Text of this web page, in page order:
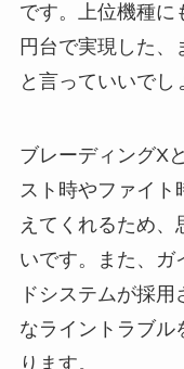
です。上位機種に
円台で実現した
と言っていいでし
ブレーディングX
スト時やファイト
えてくれるため
いです。また、ガ
ドシステムが採
なライントラブル
ります。